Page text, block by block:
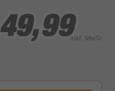
49,99
49,99
49,99inkl. MwSt.